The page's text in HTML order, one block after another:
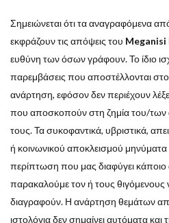
Σημειώνεται ότι τα αναγραφόμενα
εκφράζουν τις απόψεις του Meganisi
ευθύνη των όσων γράφουν. Το ίδιο
παρεμβάσεις που αποστέλλονται
ανάρτηση, εφόσον δεν περιέχουν
που αποσκοπούν στη ζημία του/
τους. Τα συκοφαντικά, υβριστικά,
ή κοινωνικού αποκλεισμού μηνύματα
περίπτωση που μας διαφύγει
παρακαλούμε τον ή τους
διαγραφούν. Η ανάρτηση θεμάτων
ιστολόγια δεν σημαίνει αυτόματα